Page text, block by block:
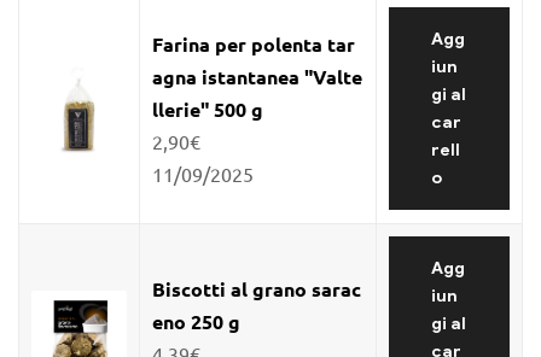
Farina per polenta tar
agna istantanea "Valte
llerie" 500 g
2,90€
11/09/2025
Agg
iun
gi al
car
rell
o
Biscotti al grano sarac
eno 250 g
Agg
iun
gi al
car